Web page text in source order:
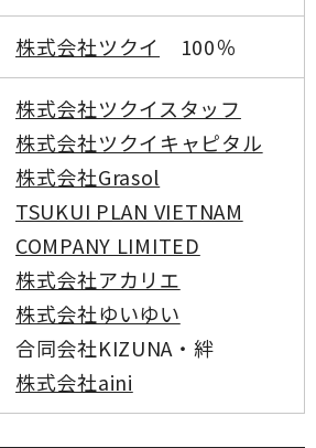
株式会社ツクイ 100％
株式会社ツクイスタッフ
株式会社ツクイキャピタル
株式会社Grasol
TSUKUI PLAN VIETNAM
COMPANY LIMITED
株式会社アカリエ
株式会社ゆいゆい
合同会社KIZUNA・絆
株式会社aini